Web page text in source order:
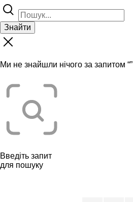
Знайти
Ми не знайшли нічого за запитом “”
Введіть запит
для пошуку